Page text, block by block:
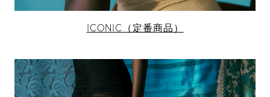
ICONIC（定番商品）